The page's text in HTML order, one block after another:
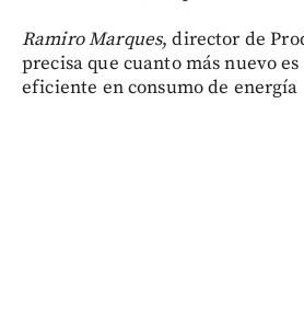
Ramiro Marques, director de
precisa que cuanto más nuevo
eficiente en consumo de energía